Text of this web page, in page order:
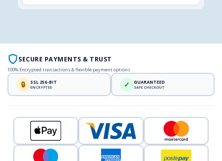
SECURE PAYMENTS & TRUST
100% Encrypted transactions & flexible payment options
🔒 SSL 256-BIT
ENCRYPTED ✓ GUARANTEED
SAFE CHECKOUT